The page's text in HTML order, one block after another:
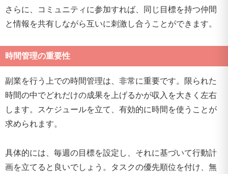
さらに、コミュニティに参加すれば、同じ目標を持つ仲間
と情報を共有しながら互いに刺激し合うことができます。
時間管理の重要性
副業を行う上での時間管理は、非常に重要です。限られた
時間の中でどれだけの成果を上げるかが収入を大きく左右
します。スケジュールを立て、有効的に時間を使うことが
求められます。
具体的には、毎週の目標を設定し、それに基づいて行動計
画を立てると良いでしょう。タスクの優先順位を付け、無